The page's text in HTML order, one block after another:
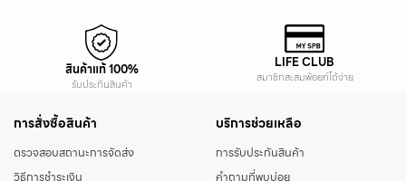
สินค้าแท้ 100%
รับประกันสินค้า
LIFE CLUB
สมาชิกสะสมพ้อยท์ได้ง่าย
การสั่งซื้อสินค้า
ตรวจสอบสถานะการจัดส่ง
วิธีการชำระเงิน
บริการช่วยเหลือ
การรับประกันสินค้า
คำถามที่พบบ่อย